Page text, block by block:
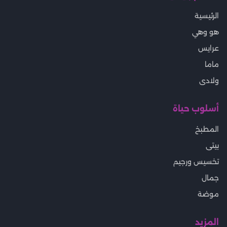
الرئيسية
هو وهي
عرايس
ماما
ولادى
أسلوب حياة
المطبخ
بيتى
تخسيس ورجيم
جمال
موضة
المزيد